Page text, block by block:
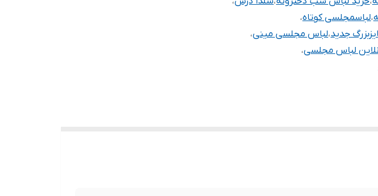
،لباسمجلسی کوتاه،
جدید،لباس مجلسی مینی،
لباس مجلسی،